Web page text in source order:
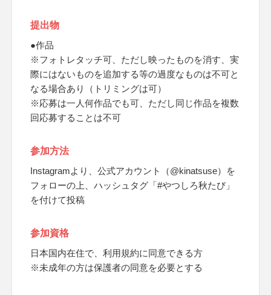
提出物
●作品
※フォトレタッチ可、ただし映ったものを消す、実
際にはないものを追加する等の過度なものは不可と
なる場合あり（トリミングは可）
※応募は一人何作品でも可、ただし同じ作品を複数
回応募することは不可
参加方法
Instagramより、公式アカウント（@kinatsuse）を
フォローの上、ハッシュタグ「#やつしろ秋たび」
を付けて投稿
参加資格
日本国内在住で、利用規約に同意できる方
※未成年の方は保護者の同意を必要とする